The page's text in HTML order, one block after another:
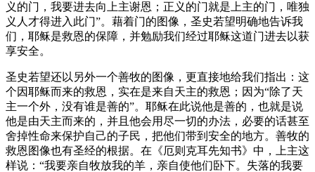
义的门，我要进去向上主谢恩；正义的门就是上主的门，唯独
义人才得进入此门”。藉着门的图像，圣史若望明确地告诉我
们，耶稣是救恩的保障，并勉励我们经过耶稣这道门进去以获
享安全。
圣史若望还以另外一个善牧的图像，更直接地给我们指出：这
个因耶稣而来的救恩，实在是来自天主的救恩；因为“除了天
主一个外，没有谁是善的”。耶稣在此说他是善的，也就是说
他是由天主而来的，并且他会用尽一切的办法，必要的话甚至
舍掉性命来保护自己的子民，把他们带到安全的地方。善牧的
救恩图像也有圣经的根据。在《厄则克耳先知书》中，上主这
样说：“我要亲自牧放我的羊，亲自使他们卧下。失落的我要